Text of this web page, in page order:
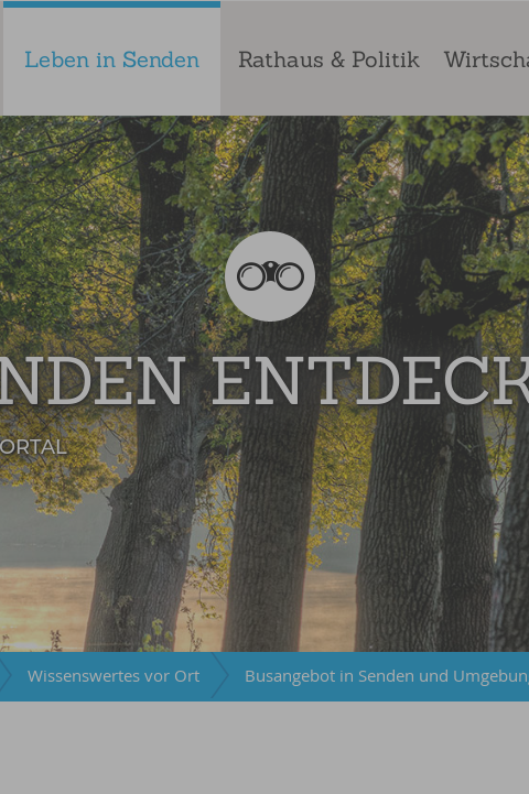
Leben in Senden Rathaus & Politik
Wissenswertes vor Ort Busangebot in Senden und